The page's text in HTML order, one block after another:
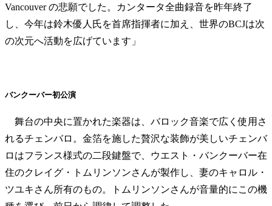
Vancouver の悲願でした。カンタータ全曲録音を昨年終了
し、今年は鈴木優人氏を首席指揮者に加え、世界のBCJは次
の次元へ活動を広げています」
バンクーバー初公演
舞台の中央に置かれた楽器は、バロック音楽で広く使用さ
れるチェンバロ。金箔を施した贅沢な装飾が美しいチェンバ
ロはフランス様式の二段鍵盤で、ウエスト・バンクーバー在
住のクレイグ・トムリンソンさんが製作し、妻のキャロル・
ツユキさん所有のもの。トムリンソンさんが音量的にこの機